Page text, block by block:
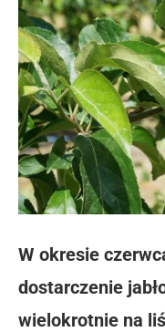
W okresie
dostarczenie
wielokrotnie na